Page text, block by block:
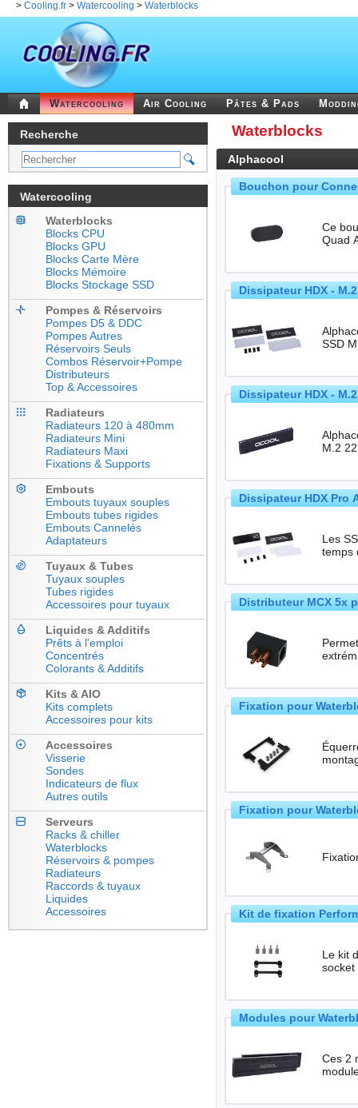
> Cooling.fr > Watercooling > Waterblocks
Watercooling Air Cooling Pâtes & Pads
Recherche
Watercooling
Waterblocks
Blocks CPU
Blocks GPU
Blocks Carte Mère
Blocks Mémoire
Blocks Stockage SSD
Pompes & Réservoirs
Pompes D5 & DDC
Pompes Autres
Réservoirs Seuls
Combos Réservoir+Pompe
Distributeurs
Top & Accessoires
Radiateurs
Radiateurs 120 à 480mm
Radiateurs Mini
Radiateurs Maxi
Fixations & Supports
Embouts
Embouts tuyaux souples
Embouts tubes rigides
Embouts Cannelés
Adaptateurs
Tuyaux & Tubes
Tuyaux souples
Tubes rigides
Accessoires pour tuyaux
Liquides & Additifs
Prêts à l'emploi
Concentrés
Colorants & Additifs
Kits & AIO
Kits complets
Accessoires pour kits
Accessoires
Visserie
Sondes
Indicateurs de flux
Autres outils
Serveurs
Racks & chiller
Waterblocks
Réservoirs & pompes
Radiateurs
Raccords & tuyaux
Liquides
Accessoires
Waterblocks
Alphacool
Bouchon pour
Ce
Dissipateur HDX -
Dissipateur HDX -
Dissipateur HDX Pro
Les
temps
Distributeur MCX 5x
Fixation pour
Fixation pour
Kit de fixation
Le kit
Modules pour
Ces 2